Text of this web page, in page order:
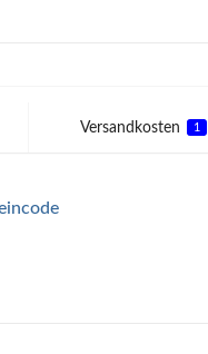
Versandkosten 1